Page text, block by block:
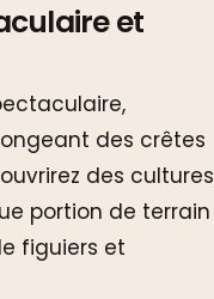
et
des crêtes
des cultures
portion de terrain
figuiers et